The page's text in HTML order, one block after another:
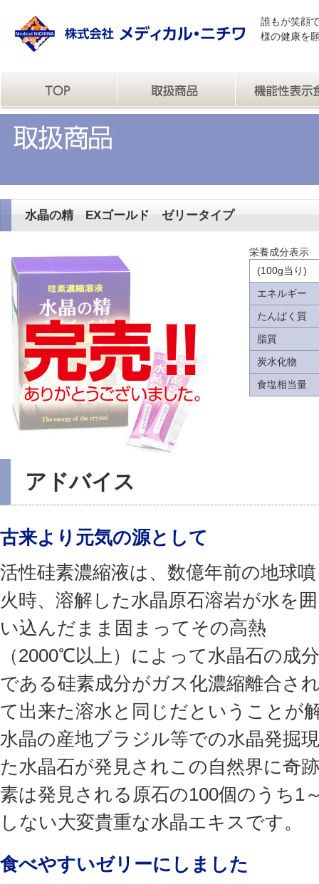
誰もが笑顔
様の健康を
水晶の精 EXゴールド ゼリータイプ
栄養成分表示
(100g当り)
エネルギー
たんぱく質
脂質
炭水化物
食塩相当量
アドバイス
古来より元気の源として
活性硅素濃縮液は、数億年前の地球噴
火時、溶解した水晶原石溶岩が水を囲
い込んだまま固まってその高熱
（2000℃以上）によって水晶石の成分
である硅素成分がガス化濃縮離合さ
て出来た溶水と同じだということが
水晶の産地ブラジル等での水晶発掘
た水晶石が発見されこの自然界に奇
素は発見される原石の100個のうち1
しない大変貴重な水晶エキスです。
食べやすいゼリーにしました